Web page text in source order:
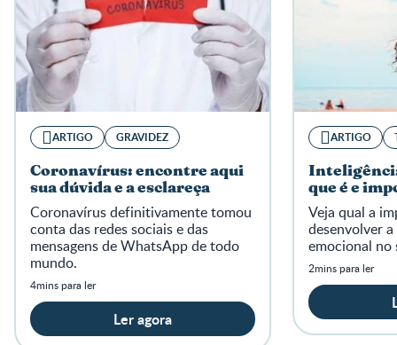
ARTIGO GRAVIDEZ
Coronavírus: encontre aqui
sua dúvida e a esclareça
Coronavírus definitivamente tomou
conta das redes sociais e das
mensagens de WhatsApp de todo
mundo.
4mins para ler
Ler agora
ARTIGO
que é e
Veja qual a
desenvolver
emocional
2mins para ler